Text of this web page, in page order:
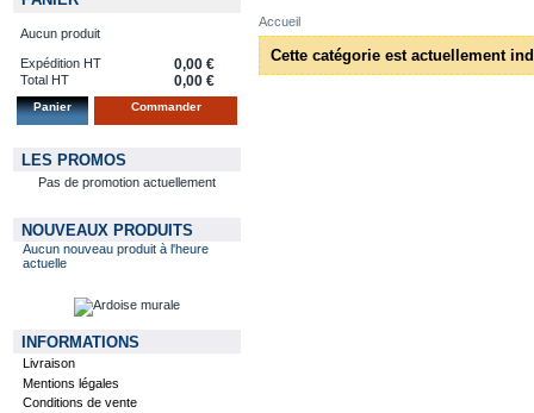
Aucun produit
Expédition HT 0,00 €
Total HT 0,00 €
Panier Commander
LES PROMOS
Pas de promotion actuellement
NOUVEAUX PRODUITS
Aucun nouveau produit à l'heure
actuelle
INFORMATIONS
Livraison
Mentions légales
Conditions de vente
Accueil
Cette catégorie est actuellement